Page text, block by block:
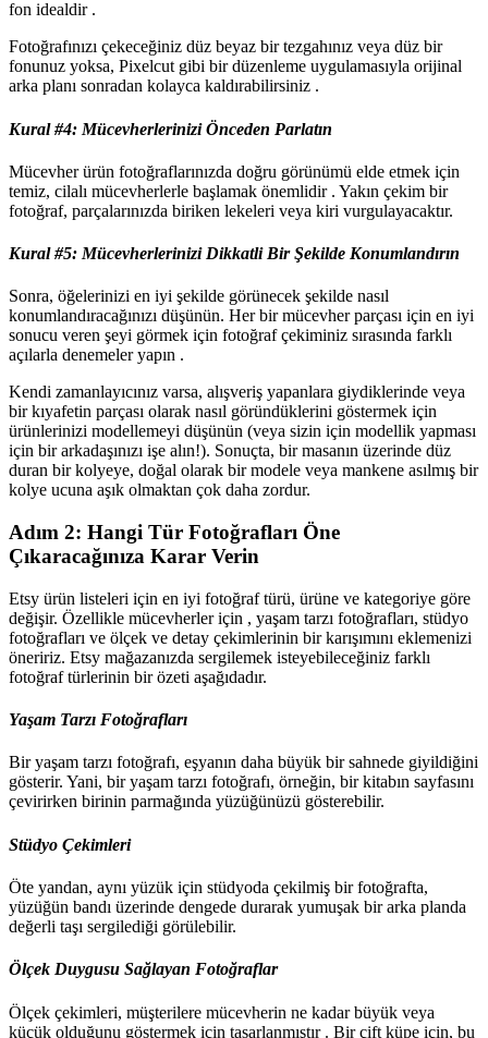
fon idealdir .
Fotoğrafınızı çekeceğiniz düz beyaz bir tezgahınız veya düz bir
fonunuz yoksa, Pixelcut gibi bir düzenleme uygulamasıyla orijinal
arka planı sonradan kolayca kaldırabilirsiniz .
Kural #4: Mücevherlerinizi Önceden Parlatın
Mücevher ürün fotoğraflarınızda doğru görünümü elde etmek için
temiz, cilalı mücevherlerle başlamak önemlidir . Yakın çekim bir
fotoğraf, parçalarınızda biriken lekeleri veya kiri vurgulayacaktır.
Kural #5: Mücevherlerinizi Dikkatli Bir Şekilde Konumlandırın
Sonra, öğelerinizi en iyi şekilde görünecek şekilde nasıl
konumlandıracağınızı düşünün. Her bir mücevher parçası için en iyi
sonucu veren şeyi görmek için fotoğraf çekiminiz sırasında farklı
açılarla denemeler yapın .
Kendi zamanlayıcınız varsa, alışveriş yapanlara giydiklerinde veya
bir kıyafetin parçası olarak nasıl göründüklerini göstermek için
ürünlerinizi modellemeyi düşünün (veya sizin için modellik yapması
için bir arkadaşınızı işe alın!). Sonuçta, bir masanın üzerinde düz
duran bir kolyeye, doğal olarak bir modele veya mankene asılmış bir
kolye ucuna aşık olmaktan çok daha zordur.
Adım 2: Hangi Tür Fotoğrafları Öne
Çıkaracağınıza Karar Verin
Etsy ürün listeleri için en iyi fotoğraf türü, ürüne ve kategoriye göre
değişir. Özellikle mücevherler için , yaşam tarzı fotoğrafları, stüdyo
fotoğrafları ve ölçek ve detay çekimlerinin bir karışımını eklemenizi
öneririz. Etsy mağazanızda sergilemek isteyebileceğiniz farklı
fotoğraf türlerinin bir özeti aşağıdadır.
Yaşam Tarzı Fotoğrafları
Bir yaşam tarzı fotoğrafı, eşyanın daha büyük bir sahnede giyildiğini
gösterir. Yani, bir yaşam tarzı fotoğrafı, örneğin, bir kitabın sayfasını
çevirirken birinin parmağında yüzüğünüzü gösterebilir.
Stüdyo Çekimleri
Öte yandan, aynı yüzük için stüdyoda çekilmiş bir fotoğrafta,
yüzüğün bandı üzerinde dengede durarak yumuşak bir arka planda
değerli taşı sergilediği görülebilir.
Ölçek Duygusu Sağlayan Fotoğraflar
Ölçek çekimleri, müşterilere mücevherin ne kadar büyük veya
küçük olduğunu göstermek için tasarlanmıştır . Bir çift küpe için, bu